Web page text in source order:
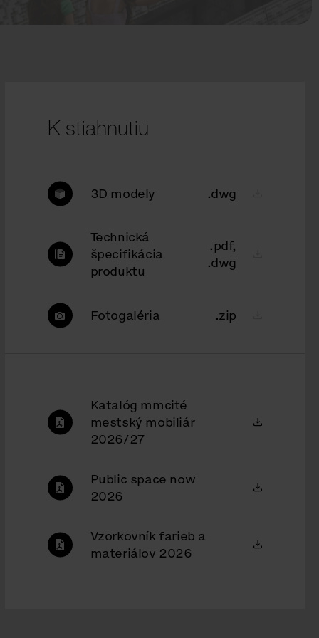
K stiahnutiu
3D modely .dwg
Technická
špecifikácia
produktu
.pdf,
.dwg
Fotogaléria .zip
Katalóg mmcité
mestský mobiliár
2026/27
Public space now
2026
Vzorkovník farieb a
materiálov 2026